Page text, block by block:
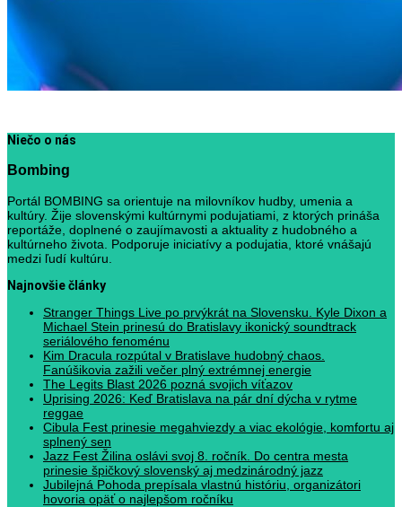
Niečo o nás
Bombing
Portál BOMBING sa orientuje na milovníkov hudby, umenia a
kultúry. Žije slovenskými kultúrnymi podujatiami, z ktorých prináša
reportáže, doplnené o zaujímavosti a aktuality z hudobného a
kultúrneho života. Podporuje iniciatívy a podujatia, ktoré vnášajú
medzi ľudí kultúru.
Najnovšie články
Stranger Things Live po prvýkrát na Slovensku. Kyle Dixon a
Michael Stein prinesú do Bratislavy ikonický soundtrack
seriálového fenoménu
Kim Dracula rozpútal v Bratislave hudobný chaos.
Fanúšikovia zažili večer plný extrémnej energie
The Legits Blast 2026 pozná svojich víťazov
Uprising 2026: Keď Bratislava na pár dní dýcha v rytme
reggae
Cibula Fest prinesie megahviezdy a viac ekológie, komfortu aj
splnený sen
Jazz Fest Žilina oslávi svoj 8. ročník. Do centra mesta
prinesie špičkový slovenský aj medzinárodný jazz
Jubilejná Pohoda prepísala vlastnú históriu, organizátori
hovoria opäť o najlepšom ročníku